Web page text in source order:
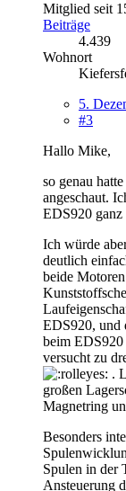
Mitglied seit
Beiträge
4.439
Wohnort
5.
#3
Hallo Mike,
so genau
angeschaut.
EDS920 ganz
Ich würde
deutlich
beide
EDS920, und
beim
versucht zu
.
großen
Magnetring
Besonders
Spulen in der
Ansteuerung